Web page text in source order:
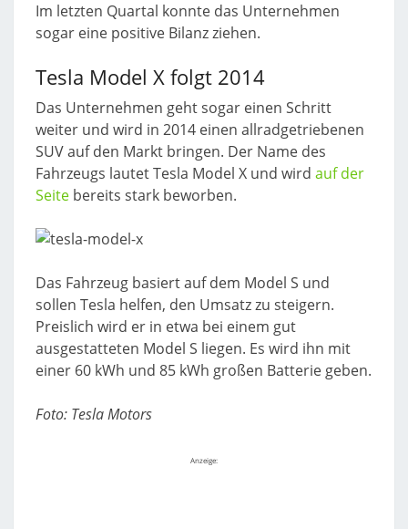
Im letzten Quartal konnte das Unternehmen
sogar eine positive Bilanz ziehen.
Tesla Model X folgt 2014
Das Unternehmen geht sogar einen Schritt
weiter und wird in 2014 einen allradgetriebenen
SUV auf den Markt bringen. Der Name des
Fahrzeugs lautet Tesla Model X und wird auf der
Seite bereits stark beworben.
Das Fahrzeug basiert auf dem Model S und
sollen Tesla helfen, den Umsatz zu steigern.
Preislich wird er in etwa bei einem gut
ausgestatteten Model S liegen. Es wird ihn mit
einer 60 kWh und 85 kWh großen Batterie geben.
Foto: Tesla Motors
Anzeige: